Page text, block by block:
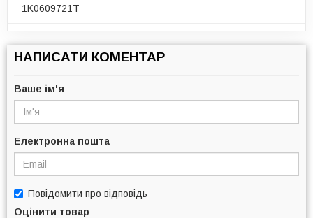
1K0609721T
НАПИСАТИ КОМЕНТАР
Ваше ім'я
Електронна пошта
Повідомити про відповідь
Оцінити товар